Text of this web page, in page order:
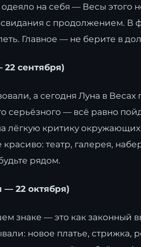
одеяло на себя — Весы этого
с продолжением. В
Главное — не берите в
22 сентября)
а сегодня Луна в Весах
серьёзного — всё равно
лёгкую критику
красиво: театр, галерея,
рядом.
— 22 октября)
знаке — это как законный
новое платье, стрижка,